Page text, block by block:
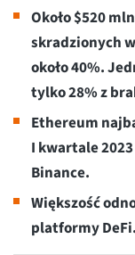
Około $520
skradzionych
około 40%.
tylko 28% z
Ethereum
I kwartale
Binance.
Większość
platformy DeFi.